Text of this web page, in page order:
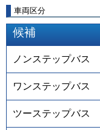
車両区分
候補
ノンステップバス
ワンステップバス
ツーステップバス